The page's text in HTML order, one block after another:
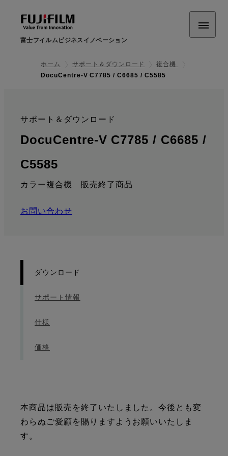
富士フイルムビジネスイノベーション
ホーム サポート＆ダウンロード
複合機
DocuCentre-V C7785 / C6685 / C5585
サポート＆ダウンロード
:
DocuCentre-V C7785 / C6685 /
C5585: ダウンロード
カラー複合機 販売終了商品
お問い合わせ
ダウンロード
サポート情報
仕様
価格
本商品は販売を終了いたしました。今後とも変
わらぬご愛顧を賜りますようお願いいたしま
す。